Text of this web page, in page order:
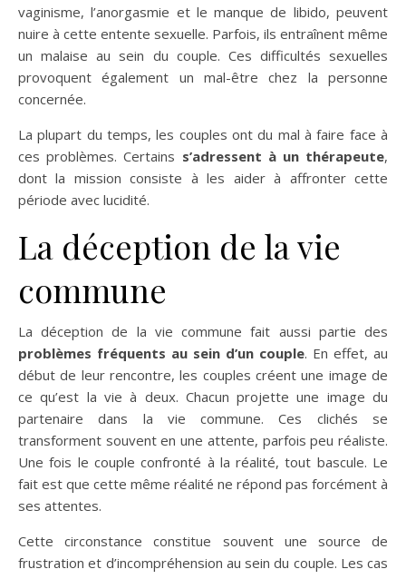
vaginisme, l’anorgasmie et le manque de libido, peuvent
nuire à cette entente sexuelle. Parfois, ils entraînent même
un malaise au sein du couple. Ces difficultés sexuelles
provoquent également un mal-être chez la personne
concernée.
La plupart du temps, les couples ont du mal à faire face à
ces problèmes. Certains s’adressent à un thérapeute,
dont la mission consiste à les aider à affronter cette
période avec lucidité.
La déception de la vie
commune
La déception de la vie commune fait aussi partie des
problèmes fréquents au sein d’un couple. En effet, au
début de leur rencontre, les couples créent une image de
ce qu’est la vie à deux. Chacun projette une image du
partenaire dans la vie commune. Ces clichés se
transforment souvent en une attente, parfois peu réaliste.
Une fois le couple confronté à la réalité, tout bascule. Le
fait est que cette même réalité ne répond pas forcément à
ses attentes.
Cette circonstance constitue souvent une source de
frustration et d’incompréhension au sein du couple. Les cas